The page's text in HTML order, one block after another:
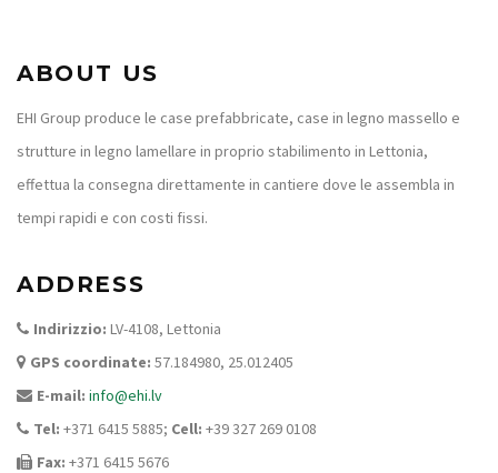
ABOUT US
EHI Group produce le case prefabbricate, case in legno massello e
strutture in legno lamellare in proprio stabilimento in Lettonia,
effettua la consegna direttamente in cantiere dove le assembla in
tempi rapidi e con costi fissi.
ADDRESS
Indirizzio: LV-4108, Lettonia
GPS coordinate: 57.184980, 25.012405
E-mail: info@ehi.lv
Tel: +371 6415 5885; Cell: +39 327 269 0108
Fax: +371 6415 5676